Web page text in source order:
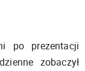
po prezentacji
zobaczył